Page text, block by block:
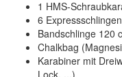
1 HMS-
6 Expressschlingen
Bandschlinge 120
Chalkbag
Karabiner mit
Lock, ...)